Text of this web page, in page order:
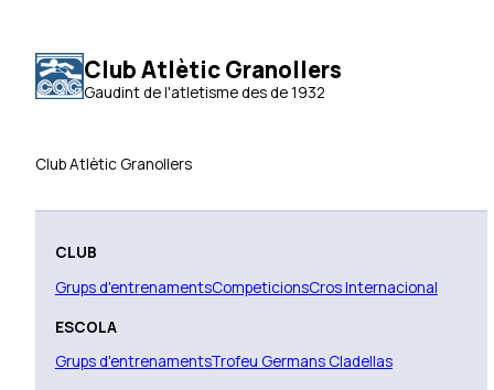
Club Atlètic Granollers
Gaudint de l'atletisme des de 1932
Club Atlètic Granollers
CLUB
Grups d'entrenamentsCompeticionsCros Internacional
ESCOLA
Grups d'entrenamentsTrofeu Germans Cladellas